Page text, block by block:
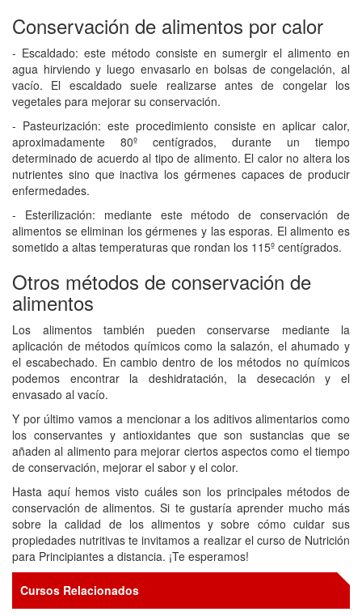
Conservación de alimentos por calor
- Escaldado: este método consiste en sumergir el alimento en
agua hirviendo y luego envasarlo en bolsas de congelación, al
vacío. El escaldado suele realizarse antes de congelar los
vegetales para mejorar su conservación.
- Pasteurización: este procedimiento consiste en aplicar calor,
aproximadamente 80º centígrados, durante un tiempo
determinado de acuerdo al tipo de alimento. El calor no altera los
nutrientes sino que inactiva los gérmenes capaces de producir
enfermedades.
- Esterilización: mediante este método de conservación de
alimentos se eliminan los gérmenes y las esporas. El alimento es
sometido a altas temperaturas que rondan los 115º centígrados.
Otros métodos de conservación de
alimentos
Los alimentos también pueden conservarse mediante la
aplicación de métodos químicos como la salazón, el ahumado y
el escabechado. En cambio dentro de los métodos no químicos
podemos encontrar la deshidratación, la desecación y el
envasado al vacío.
Y por último vamos a mencionar a los aditivos alimentarios como
los conservantes y antioxidantes que son sustancias que se
añaden al alimento para mejorar ciertos aspectos como el tiempo
de conservación, mejorar el sabor y el color.
Hasta aquí hemos visto cuáles son los principales métodos de
conservación de alimentos. Si te gustaría aprender mucho más
sobre la calidad de los alimentos y sobre cómo cuidar sus
propiedades nutritivas te invitamos a realizar el curso de Nutrición
para Principiantes a distancia. ¡Te esperamos!
Cursos Relacionados